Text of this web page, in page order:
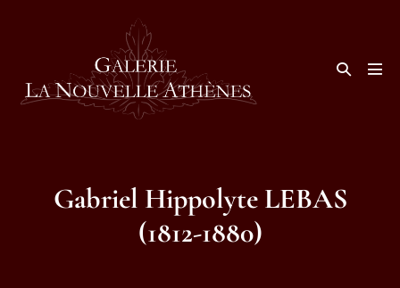
Basculer
Gabriel Hippolyte LEBAS
(1812-1880)